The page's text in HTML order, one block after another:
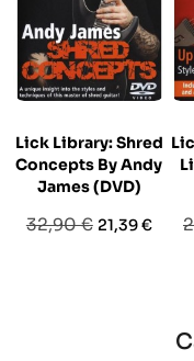
Lick Library: Shred
Concepts By Andy
James (DVD)
Prezzo
32,90 € Prezzo
21,39 €